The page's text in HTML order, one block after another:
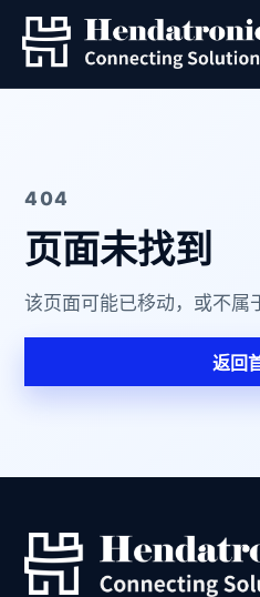
404
页面未找到
该页面可能已移动，或不属
返回